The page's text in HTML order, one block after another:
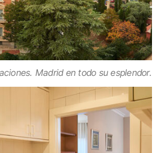
Madrid en todo su esplendor.